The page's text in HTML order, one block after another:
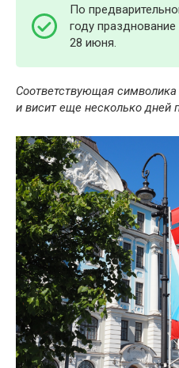
По
году
28 июня.
Соответствующая символика
и висит еще несколько дней